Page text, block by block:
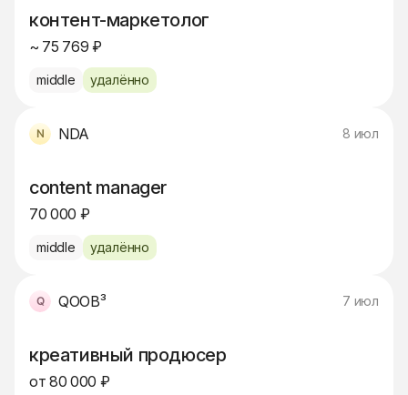
контент-маркетолог
~ 75 769 ₽
middle удалённо
NDA 8 июл
content manager
70 000 ₽
middle удалённо
QOOB³ 7 июл
креативный продюсер
от 80 000 ₽